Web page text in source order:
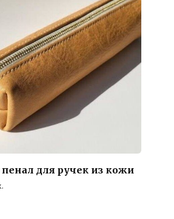
для ручек из кожи